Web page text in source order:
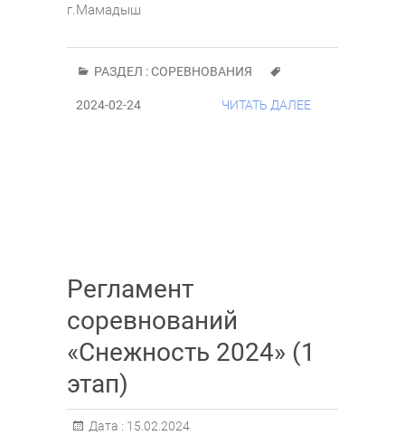
г.Мамадыш
РАЗДЕЛ :СОРЕВНОВАНИЯ
2024-02-24 ЧИТАТЬ ДАЛЕЕ
Регламент
соревнований
«Снежность 2024» (1
этап)
Дата : 15.02.2024